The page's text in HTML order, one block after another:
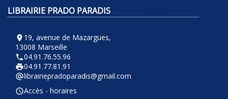
LIBRAIRIE PRADO PARADIS
room 19, avenue de Mazargues,
13008 Marseille
phone04.91.76.55.96
local_printshop04.91.77.81.91
alternate_emaillibrairiepradoparadis@gmail.com
query_builderAccès - horaires